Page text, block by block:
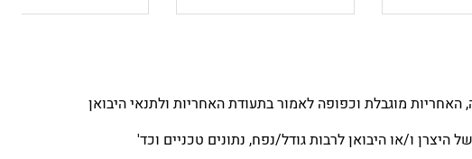
מוגבלת וכפופה לאמור בתעודת האחריות ולתנאי היבואן
ו/או היבואן לרבות גודל/נפח, נתונים טכניים וכד'